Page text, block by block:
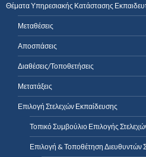
Θέματα Υπηρεσιακής Κατάστασης
Μεταθέσεις
Αποσπάσεις
Διαθέσεις/Τοποθετήσεις
Μετατάξεις
Επιλογή Στελεχών Εκπαίδευσης
Τοπικό Συμβούλιο Επιλογής
Επιλογή & Τοποθέτηση